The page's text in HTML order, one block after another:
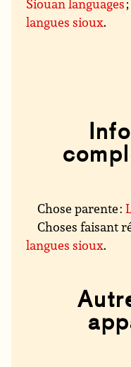
Siouan languages
langues sioux.
Chose parente :
Choses faisant
langues sioux.